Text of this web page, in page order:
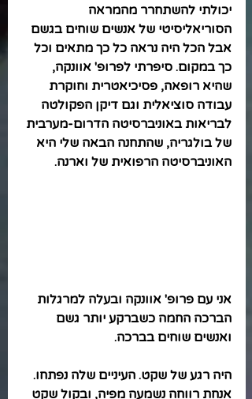
יכולתי להשתחרר מהמראה
הסוריאליסיטי של אנשים שוחים בגשם
אבל הכל היה נראה כל כך מתאים וכל
כך במקום. סיפרתי לפרופ' אוונקה,
שהיא רופאה, פסיכיאטרית וחוקרת
עבודה סוציאלית וגם דיקן הפקולטה
לבריאות באוניברסיטה הדרום-מערבית
של בולגריה, שהתחנה הבאה שלי היא
האוניברסיטה הרפואית של וארנה.
אני עם פרופ' אוונקה ובעלה למרגלות
הברכה החמה כשברקע יותר גשם
ואנשים שוחים בברכה.
היה רגע של שקט. העיניים שלה נפתחו.
אנחת רווחה נשמעה מפיה, ובקול שקט